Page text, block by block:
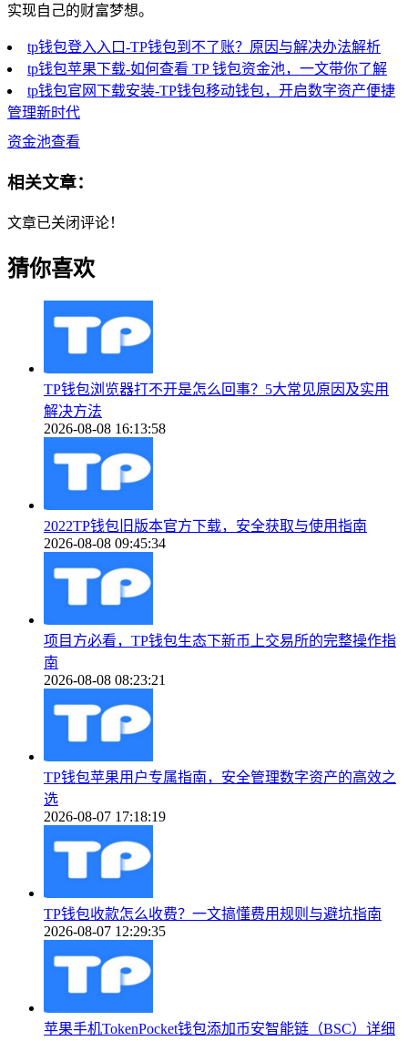
实现自己的财富梦想。
tp钱包登入入口-TP钱包到不了账？原因与解决办法解析
tp钱包苹果下载-如何查看 TP 钱包资金池，一文带你了解
tp钱包官网下载安装-TP钱包移动钱包，开启数字资产便捷
管理新时代
资金池查看
相关文章：
文章已关闭评论！
猜你喜欢
TP钱包浏览器打不开是怎么回事？5大常见原因及实用
解决方法
2026-08-08 16:13:58
2022TP钱包旧版本官方下载，安全获取与使用指南
2026-08-08 09:45:34
项目方必看，TP钱包生态下新币上交易所的完整操作指
南
2026-08-08 08:23:21
TP钱包苹果用户专属指南，安全管理数字资产的高效之
选
2026-08-07 17:18:19
TP钱包收款怎么收费？一文搞懂费用规则与避坑指南
2026-08-07 12:29:35
苹果手机TokenPocket钱包添加币安智能链（BSC）详细